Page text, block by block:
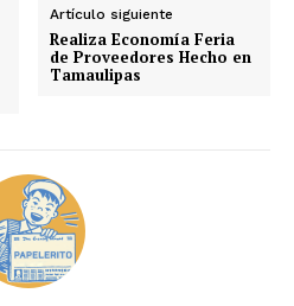
Artículo siguiente
Realiza Economía Feria
de Proveedores Hecho en
Tamaulipas